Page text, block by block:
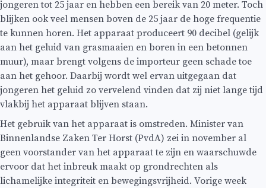
jongeren tot 25 jaar en hebben een bereik van 20 meter. Toch
blijken ook veel mensen boven de 25 jaar de hoge frequentie
te kunnen horen. Het apparaat produceert 90 decibel (gelijk
aan het geluid van grasmaaien en boren in een betonnen
muur), maar brengt volgens de importeur geen schade toe
aan het gehoor. Daarbij wordt wel ervan uitgegaan dat
jongeren het geluid zo vervelend vinden dat zij niet lange tijd
vlakbij het apparaat blijven staan.
Het gebruik van het apparaat is omstreden. Minister van
Binnenlandse Zaken Ter Horst (PvdA) zei in november al
geen voorstander van het apparaat te zijn en waarschuwde
ervoor dat het inbreuk maakt op grondrechten als
lichamelijke integriteit en bewegingsvrijheid. Vorige week